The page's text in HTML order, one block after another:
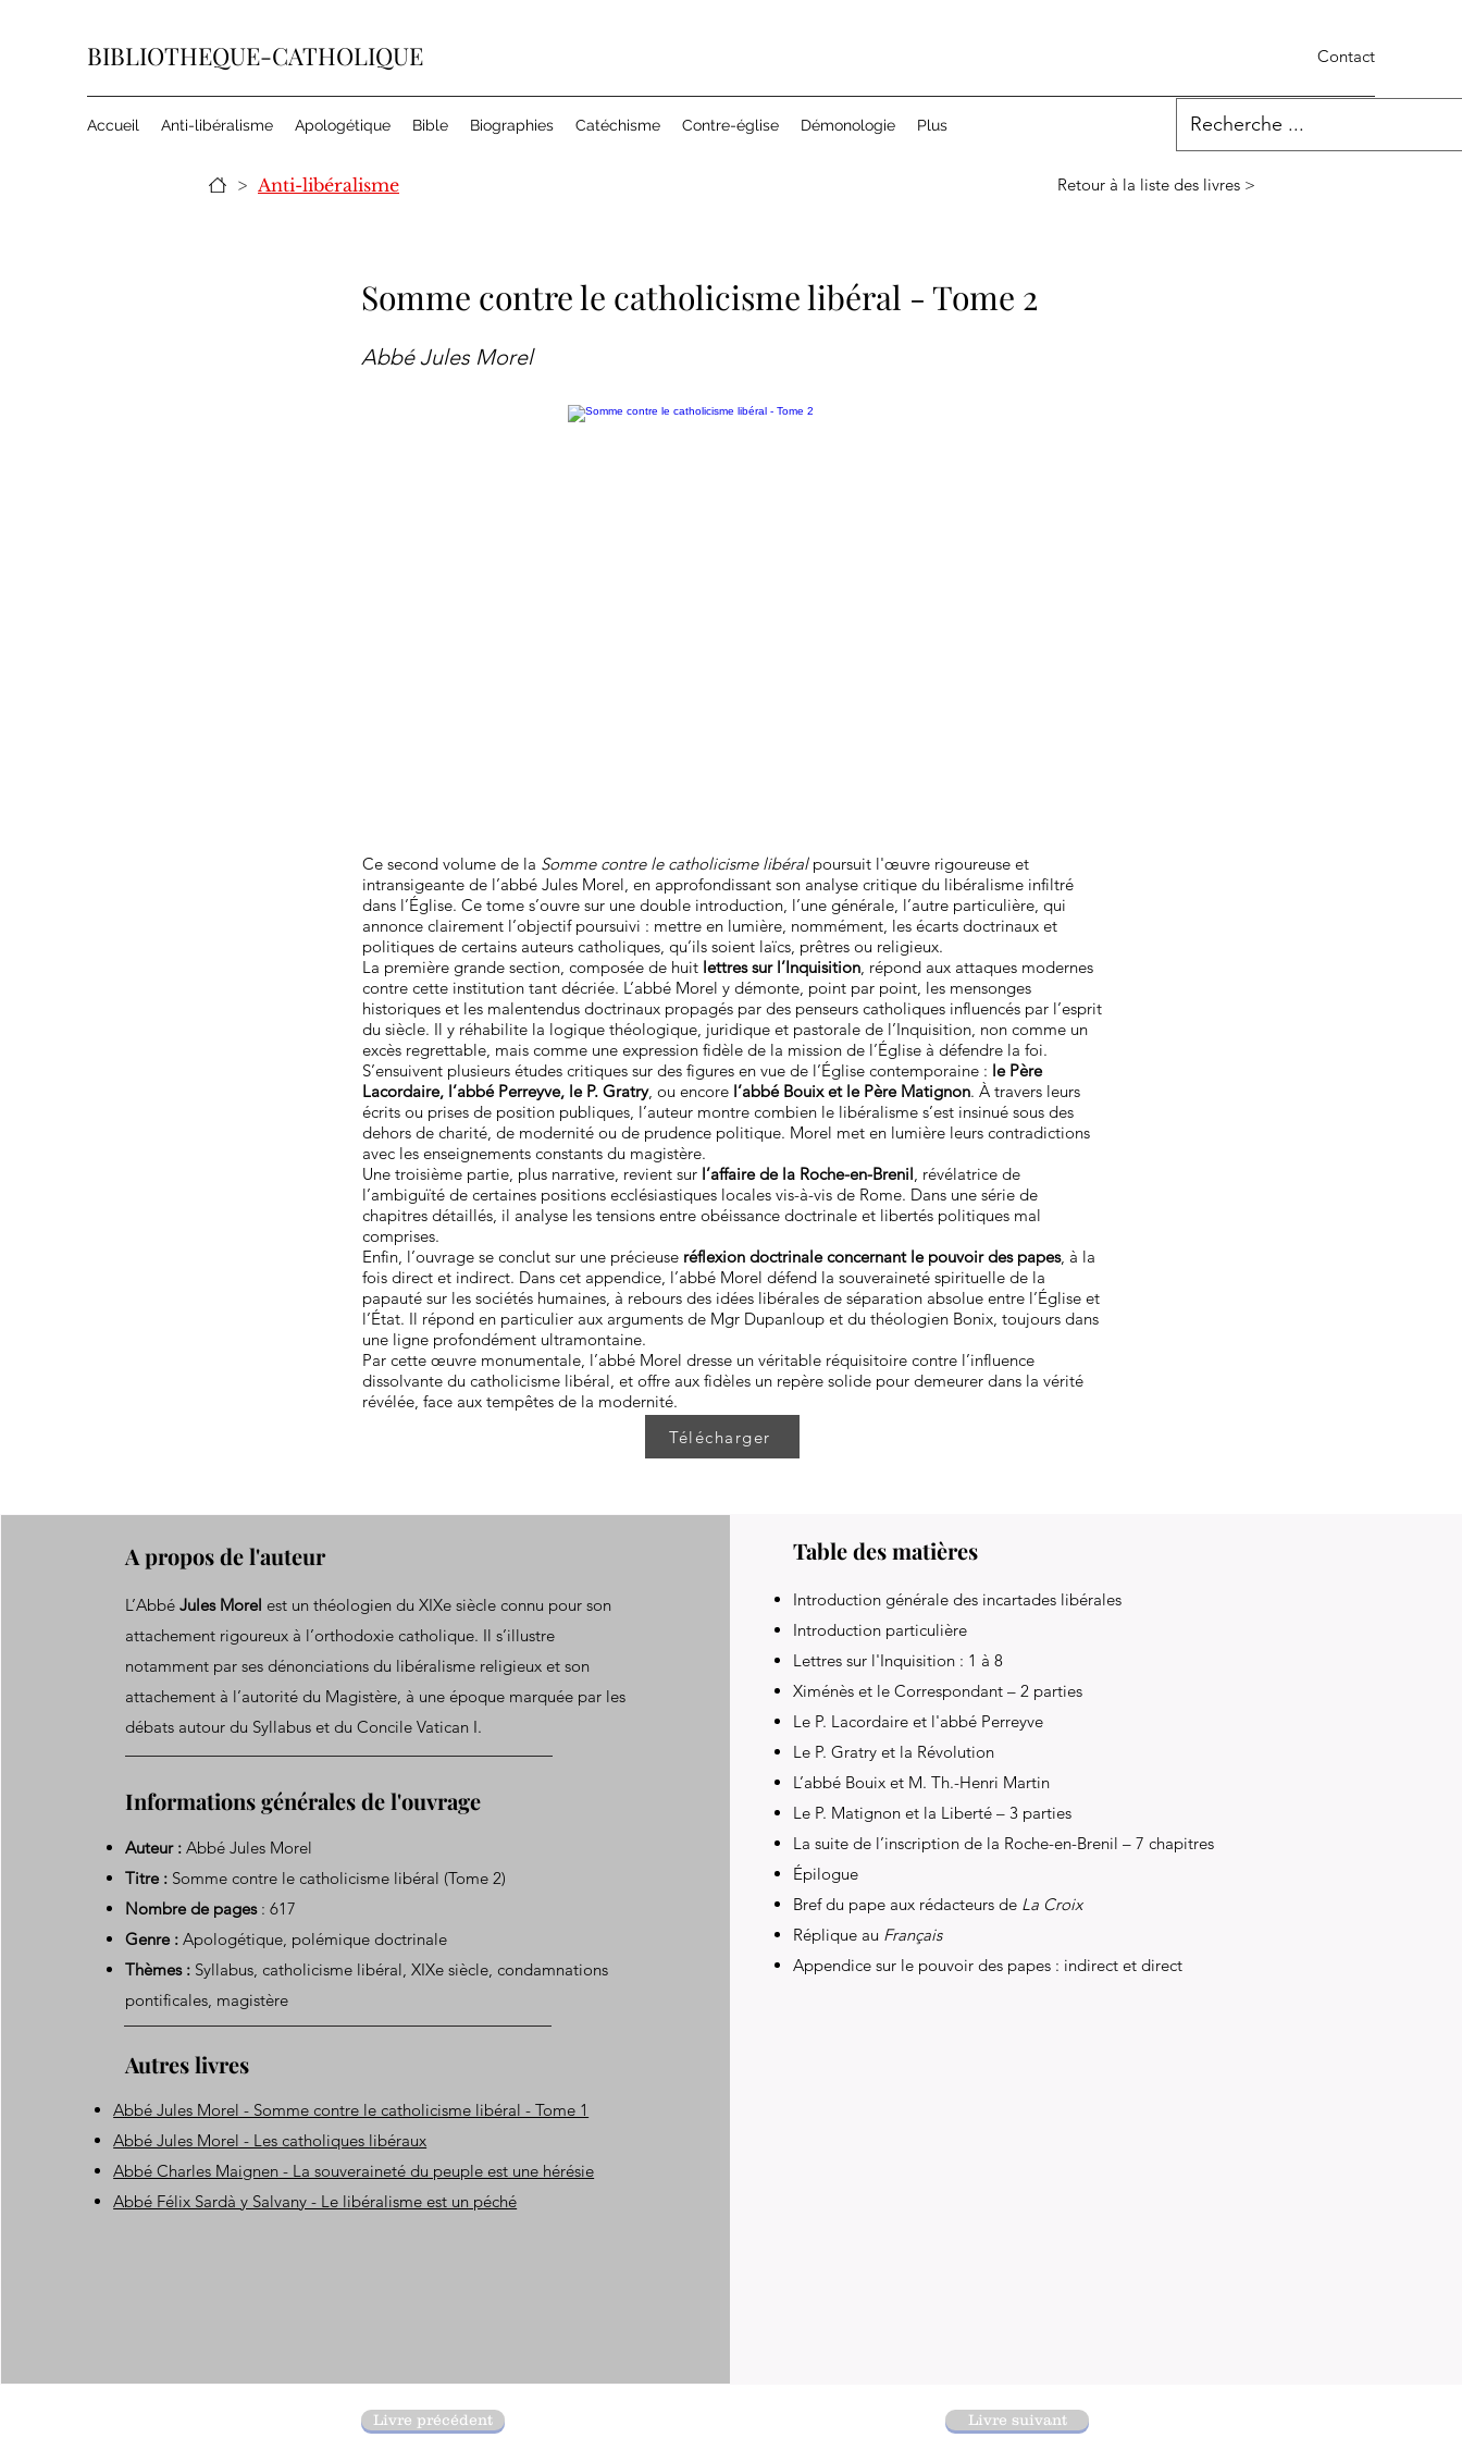
BIBLIOTHEQUE-CATHOLIQUE Contact
Accueil Anti-libéralisme Apologétique Bible Biographies Catéchisme Contre-église Démonologie Plus
> Anti-libéralisme Retour à la liste des livres >
Somme contre le catholicisme libéral - Tome 2
Abbé Jules Morel
Ce second volume de la Somme contre le catholicisme libéralpoursuit l'œuvre rigoureuse et
intransigeante de l’abbé Jules Morel, en approfondissant son analyse critique du libéralisme infiltré
dans l’Église. Ce tome s’ouvre sur une double introduction, l’une générale, l’autre particulière, qui
annonce clairement l’objectif poursuivi : mettre en lumière, nommément, les écarts doctrinaux et
politiques de certains auteurs catholiques, qu’ils soient laïcs, prêtres ou religieux.
La première grande section, composée de huit lettres sur l’Inquisition, répond aux attaques modernes
contre cette institution tant décriée. L’abbé Morel y démonte, point par point, les mensonges
historiques et les malentendus doctrinaux propagés par des penseurs catholiques influencés par l’esprit
du siècle. Il y réhabilite la logique théologique, juridique et pastorale de l’Inquisition, non comme un
excès regrettable, mais comme une expression fidèle de la mission de l’Église à défendre la foi.
S’ensuivent plusieurs études critiques sur des figures en vue de l’Église contemporaine : le Père
Lacordaire, l’abbé Perreyve, le P. Gratry, ou encore l’abbé Bouix et le Père Matignon. À travers leurs
écrits ou prises de position publiques, l’auteur montre combien le libéralisme s’est insinué sous des
dehors de charité, de modernité ou de prudence politique. Morel met en lumière leurs contradictions
avec les enseignements constants du magistère.
Une troisième partie, plus narrative, revient sur l’affaire de la Roche-en-Brenil, révélatrice de
l’ambiguïté de certaines positions ecclésiastiques locales vis-à-vis de Rome. Dans une série de
chapitres détaillés, il analyse les tensions entre obéissance doctrinale et libertés politiques mal
comprises.
Enfin, l’ouvrage se conclut sur une précieuse réflexion doctrinale concernant le pouvoir des papes, à la
fois direct et indirect. Dans cet appendice, l’abbé Morel défend la souveraineté spirituelle de la
papauté sur les sociétés humaines, à rebours des idées libérales de séparation absolue entre l’Église et
l’État. Il répond en particulier aux arguments de Mgr Dupanloup et du théologien Bonix, toujours dans
une ligne profondément ultramontaine.
Par cette œuvre monumentale, l’abbé Morel dresse un véritable réquisitoire contre l’influence
dissolvante du catholicisme libéral, et offre aux fidèles un repère solide pour demeurer dans la vérité
révélée, face aux tempêtes de la modernité.
Télécharger
A propos de l'auteur
L’Abbé Jules Morelest un théologien du XIXe siècle connu pour son
attachement rigoureux à l’orthodoxie catholique. Il s’illustre
notamment par ses dénonciations du libéralisme religieux et son
attachement à l’autorité du Magistère, à une époque marquée par les
débats autour du Syllabus et du Concile Vatican I.
Informations générales de l'ouvrage
Auteur : Abbé Jules Morel
Titre : Somme contre le catholicisme libéral (Tome 2)
Nombre de pages: 617
Genre : Apologétique, polémique doctrinale
Thèmes : Syllabus, catholicisme libéral, XIXe siècle, condamnations
pontificales, magistère
Autres livres
Abbé Jules Morel - Somme contre le catholicisme libéral - Tome 1
Abbé Jules Morel - Les catholiques libéraux
Abbé Charles Maignen - La souveraineté du peuple est une hérésie
Abbé Félix Sardà y Salvany - Le libéralisme est un péché
Table des matières
Introduction générale des incartades libérales
Introduction particulière
Lettres sur l'Inquisition : 1 à 8
Ximénès et le Correspondant – 2 parties
Le P. Lacordaire et l'abbé Perreyve
Le P. Gratry et la Révolution
L’abbé Bouix et M. Th.-Henri Martin
Le P. Matignon et la Liberté – 3 parties
La suite de l’inscription de la Roche-en-Brenil – 7 chapitres
Épilogue
Bref du pape aux rédacteurs de La Croix
Réplique au Français
Appendice sur le pouvoir des papes : indirect et direct
Livre précédent Livre suivant